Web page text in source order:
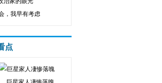
，我早有考虑
点